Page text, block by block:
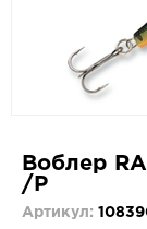
Воблер
/P
Артикул: